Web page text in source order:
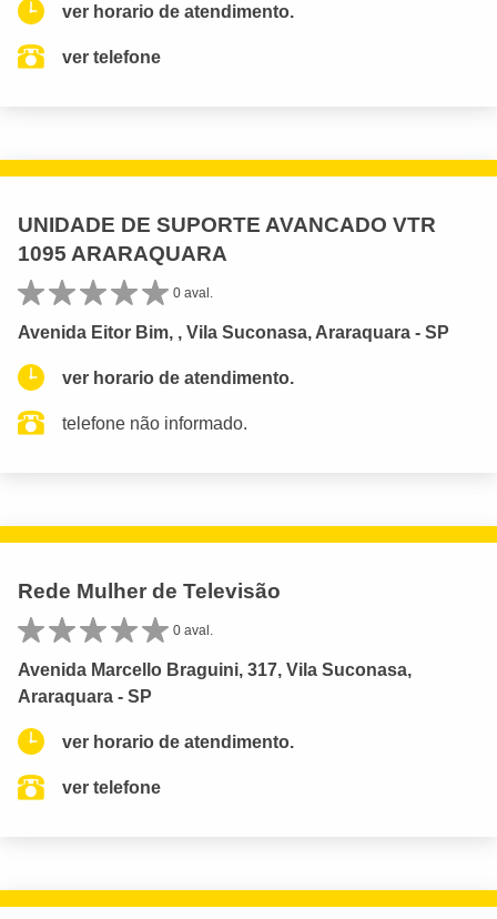
ver horario de atendimento.
ver telefone
UNIDADE DE SUPORTE AVANCADO VTR
1095 ARARAQUARA
0 aval.
Avenida Eitor Bim, , Vila Suconasa, Araraquara - SP
ver horario de atendimento.
telefone não informado.
Rede Mulher de Televisão
0 aval.
Avenida Marcello Braguini, 317, Vila Suconasa,
Araraquara - SP
ver horario de atendimento.
ver telefone